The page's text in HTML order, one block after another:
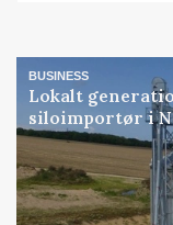
BUSINESS
Lokalt
siloimportør i